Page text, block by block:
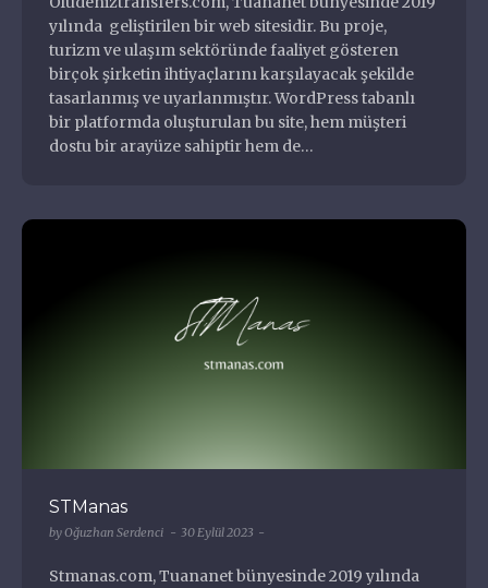
Diziler
Eklentiler
Filmler
Halka Arz
Hizmetler
Nasıl Yapılır
Oğuzhan Serdenci
Full Stack Developer
Özgeçmiş ve Portfolyo
yılında geliştirilen bir web sitesidir. Bu proje,
turizm ve ulaşım sektöründe faaliyet gösteren
birçok şirketin ihtiyaçlarını karşılayacak şekilde
tasarlanmış ve uyarlanmıştır. WordPress tabanlı
bir platformda oluşturulan bu site, hem müşteri
dostu bir arayüze sahiptir hem de…
STManas
byOğuzhan Serdenci 30 Eylül 2023
Stmanas.com, Tuananet bünyesinde 2019 yılında